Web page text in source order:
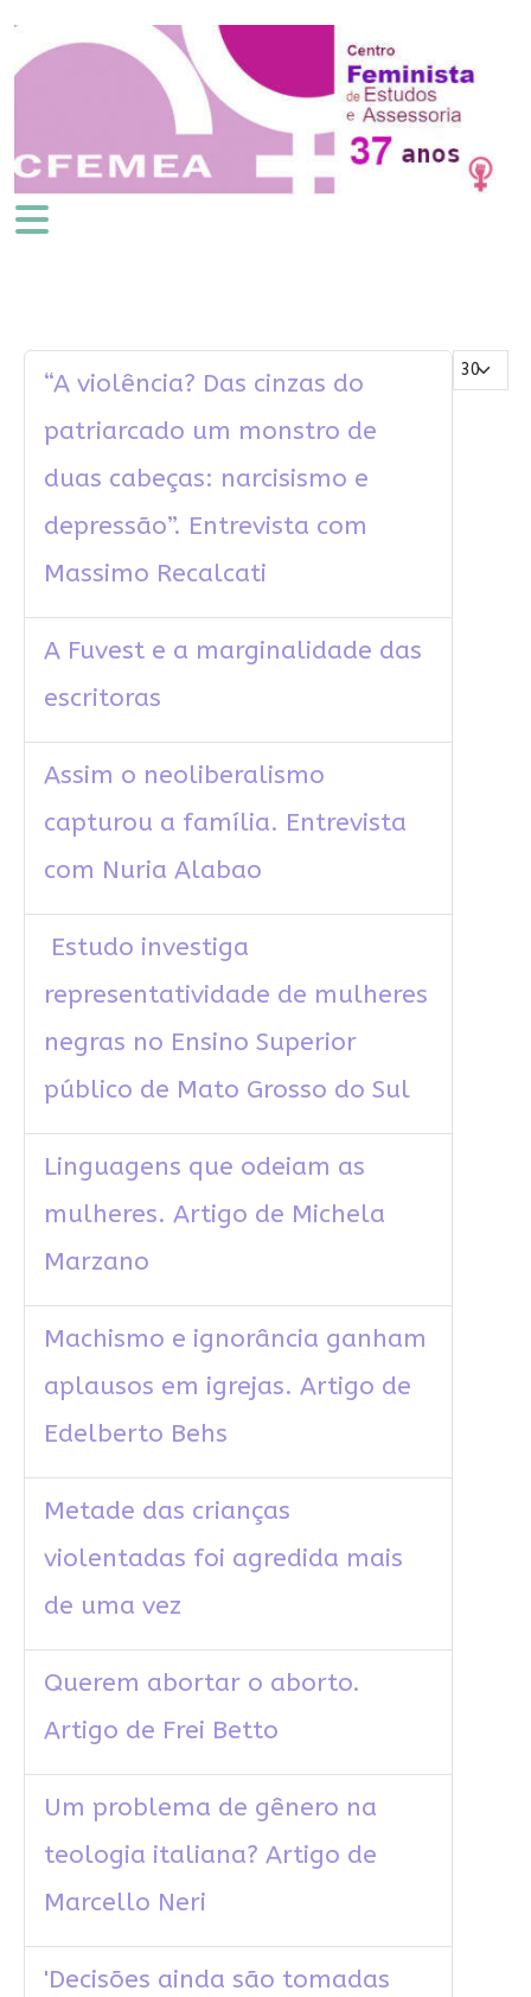
Mostrar #
“A violência? Das cinzas do
patriarcado um monstro de
duas cabeças: narcisismo e
depressão”. Entrevista com
Massimo Recalcati
A Fuvest e a marginalidade das
escritoras
Assim o neoliberalismo
capturou a família. Entrevista
com Nuria Alabao
Estudo investiga
representatividade de mulheres
negras no Ensino Superior
público de Mato Grosso do Sul
Linguagens que odeiam as
mulheres. Artigo de Michela
Marzano
Machismo e ignorância ganham
aplausos em igrejas. Artigo de
Edelberto Behs
Metade das crianças
violentadas foi agredida mais
de uma vez
Querem abortar o aborto.
Artigo de Frei Betto
Um problema de gênero na
teologia italiana? Artigo de
Marcello Neri
'Decisões ainda são tomadas